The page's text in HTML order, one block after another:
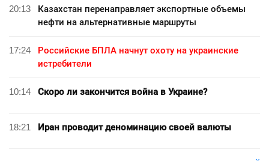
20:13
Казахстан перенаправляет экспортные объемы
нефти на альтернативные маршруты
17:24
Российские БПЛА начнут охоту на украинские
истребители
10:14 Скоро ли закончится война в Украине?
18:21 Иран проводит деноминацию своей валюты